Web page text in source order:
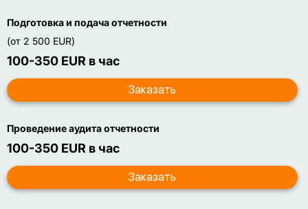
Подготовка и подача отчетности
(от 2 500 EUR)
100-350 EUR в час
Проведение аудита отчетности
100-350 EUR в час